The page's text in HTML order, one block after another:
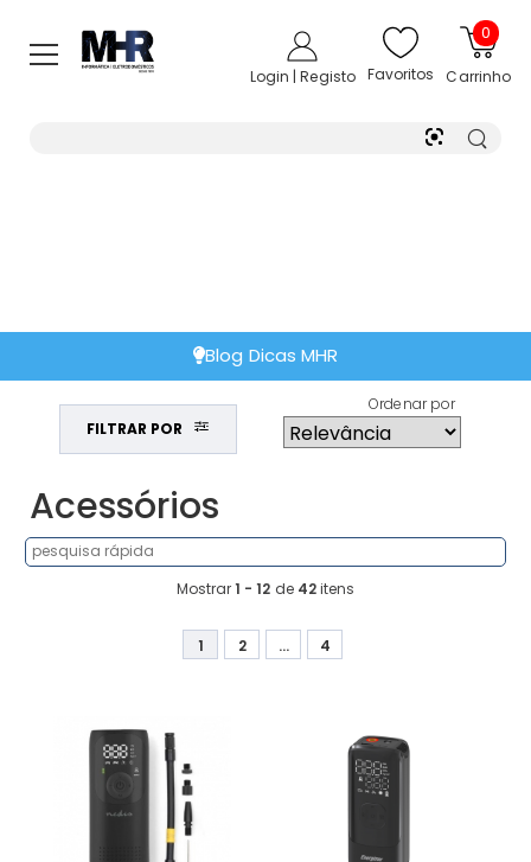
Login | Registo Favoritos
0
Carrinho
Blog Dicas MHR
FILTRAR POR
Ordenar por
Acessórios
Mostrar1 - 12 de 42itens
1 2 ... 4